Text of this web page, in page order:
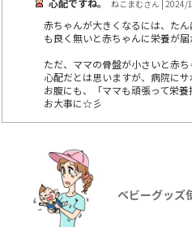
ねこまむさん | 2024/
赤ちゃんが大きくなるには、た
も良く無いと赤ちゃんに栄養が
ただ、ママの骨盤が小さいと赤
心配だとは思いますが、病院に
お腹にも、「ママも頑張って栄
お大事に☆彡
ベビーグッズ